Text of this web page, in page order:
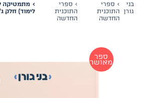
לימוד) חלק
ספרי
התוכנית
החדשה
ספרי
התוכנית
החדשה
בני
גורן
ספר
מאושר